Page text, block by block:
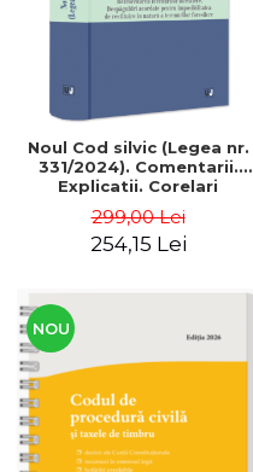
Noul Cod silvic (Legea nr.
331/2024). Comentarii.
Explicatii. Corelari
unionale. Retrocedarea
terenurilor forestiere -
299,00 Lei
254,15 Lei
NOU